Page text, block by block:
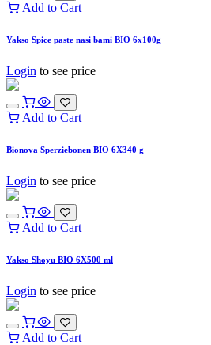
Add to Cart
Yakso Spice paste nasi bami BIO 6x100g
Login to see price
Add to Cart
Bionova Sperziebonen BIO 6X340 g
Login to see price
Add to Cart
Yakso Shoyu BIO 6X500 ml
Login to see price
Add to Cart